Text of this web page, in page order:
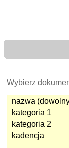
Wybierz
nazwa
kategoria 1
kategoria 2
kadencja